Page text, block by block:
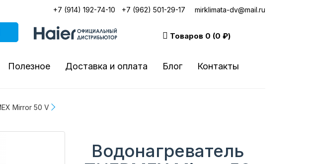
+7 (914) 192-74-10 +7 (962) 501-29-17 mirklimata-dv@mail.ru
Товаров 0 (0 ₽)
Полезное Доставка и оплата Блог Контакты
Mirror 50 V
Водонагреватель